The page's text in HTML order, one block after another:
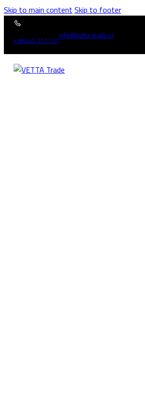
Skip to main content Skip to footer
+386 40 217 177
info@vetta-trade.si